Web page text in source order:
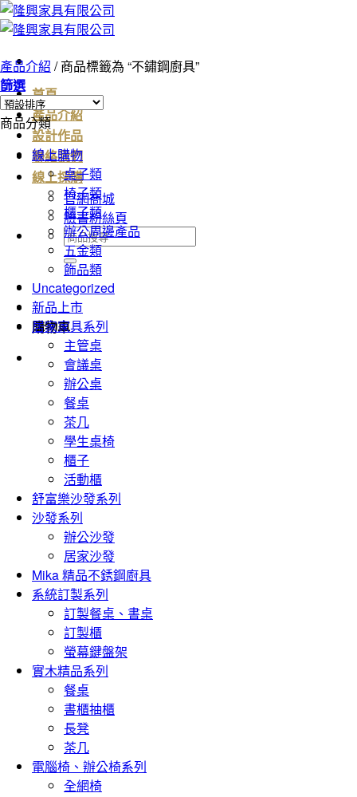
Skip
to
首頁
產品介紹
設計作品
聯絡我們
線上採購
官網商城
臉書粉絲頁
搜
尋
關
鍵
字:
購物車
產品介紹 /商品標籤為 “不鏽鋼廚具”
篩選
商品分類
線上購物
桌子類
椅子類
櫃子類
辦公周邊產品
五金類
飾品類
Uncategorized
新品上市
居家家具系列
主管桌
會議桌
辦公桌
餐桌
茶几
學生桌椅
櫃子
活動櫃
舒富樂沙發系列
沙發系列
辦公沙發
居家沙發
Mika 精品不銹鋼廚具
系統訂製系列
訂製餐桌、書桌
訂製櫃
螢幕鍵盤架
實木精品系列
餐桌
書櫃抽櫃
長凳
茶几
電腦椅、辦公椅系列
全網椅